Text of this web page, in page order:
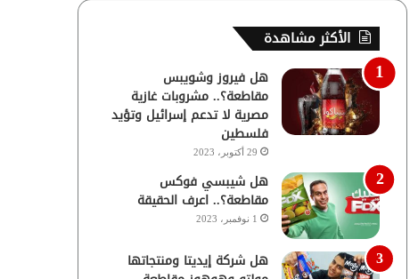
الأكثر مشاهدة
هل فيروز وشويبس
مقاطعة؟.. مشروبات غازية
مصرية لا تدعم إسرائيل وتؤيد
فلسطين
29 أكتوبر، 2023
هل شيبسي فوكس
مقاطعة؟.. اعرف الحقيقة
1 نوفمبر، 2023
هل شركة إيديتا ومنتجاتها